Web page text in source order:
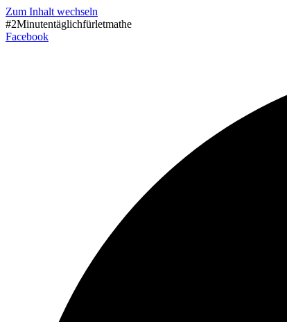
Zum Inhalt wechseln
#2Minutentäglichfürletmathe
Facebook